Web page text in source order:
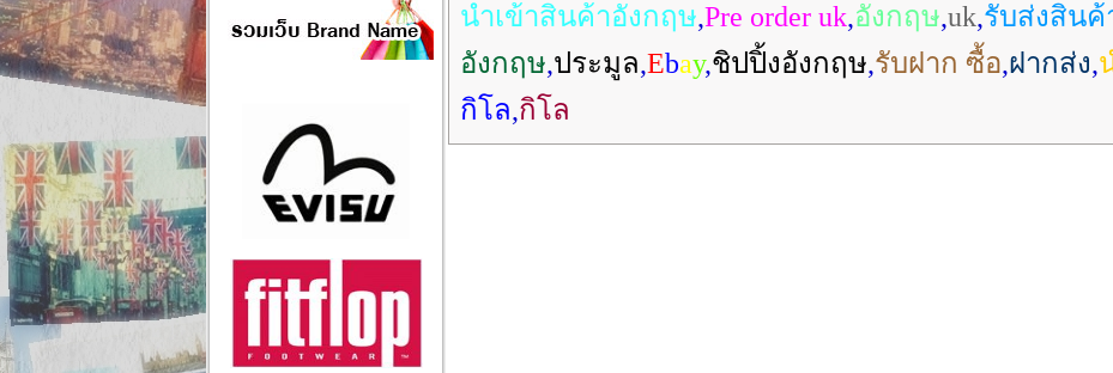
นำเข้าสินค้าอังกฤษ,Pre order uk,อังกฤษ,uk,รับส่งสินค้
อังกฤษ,ประมูล,Ebay,ชิปปิ้งอังกฤษ,รับฝาก ซื้อ,ฝากส่ง,
กิโล,กิโล